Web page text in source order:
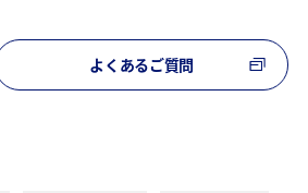
よくあるご質問